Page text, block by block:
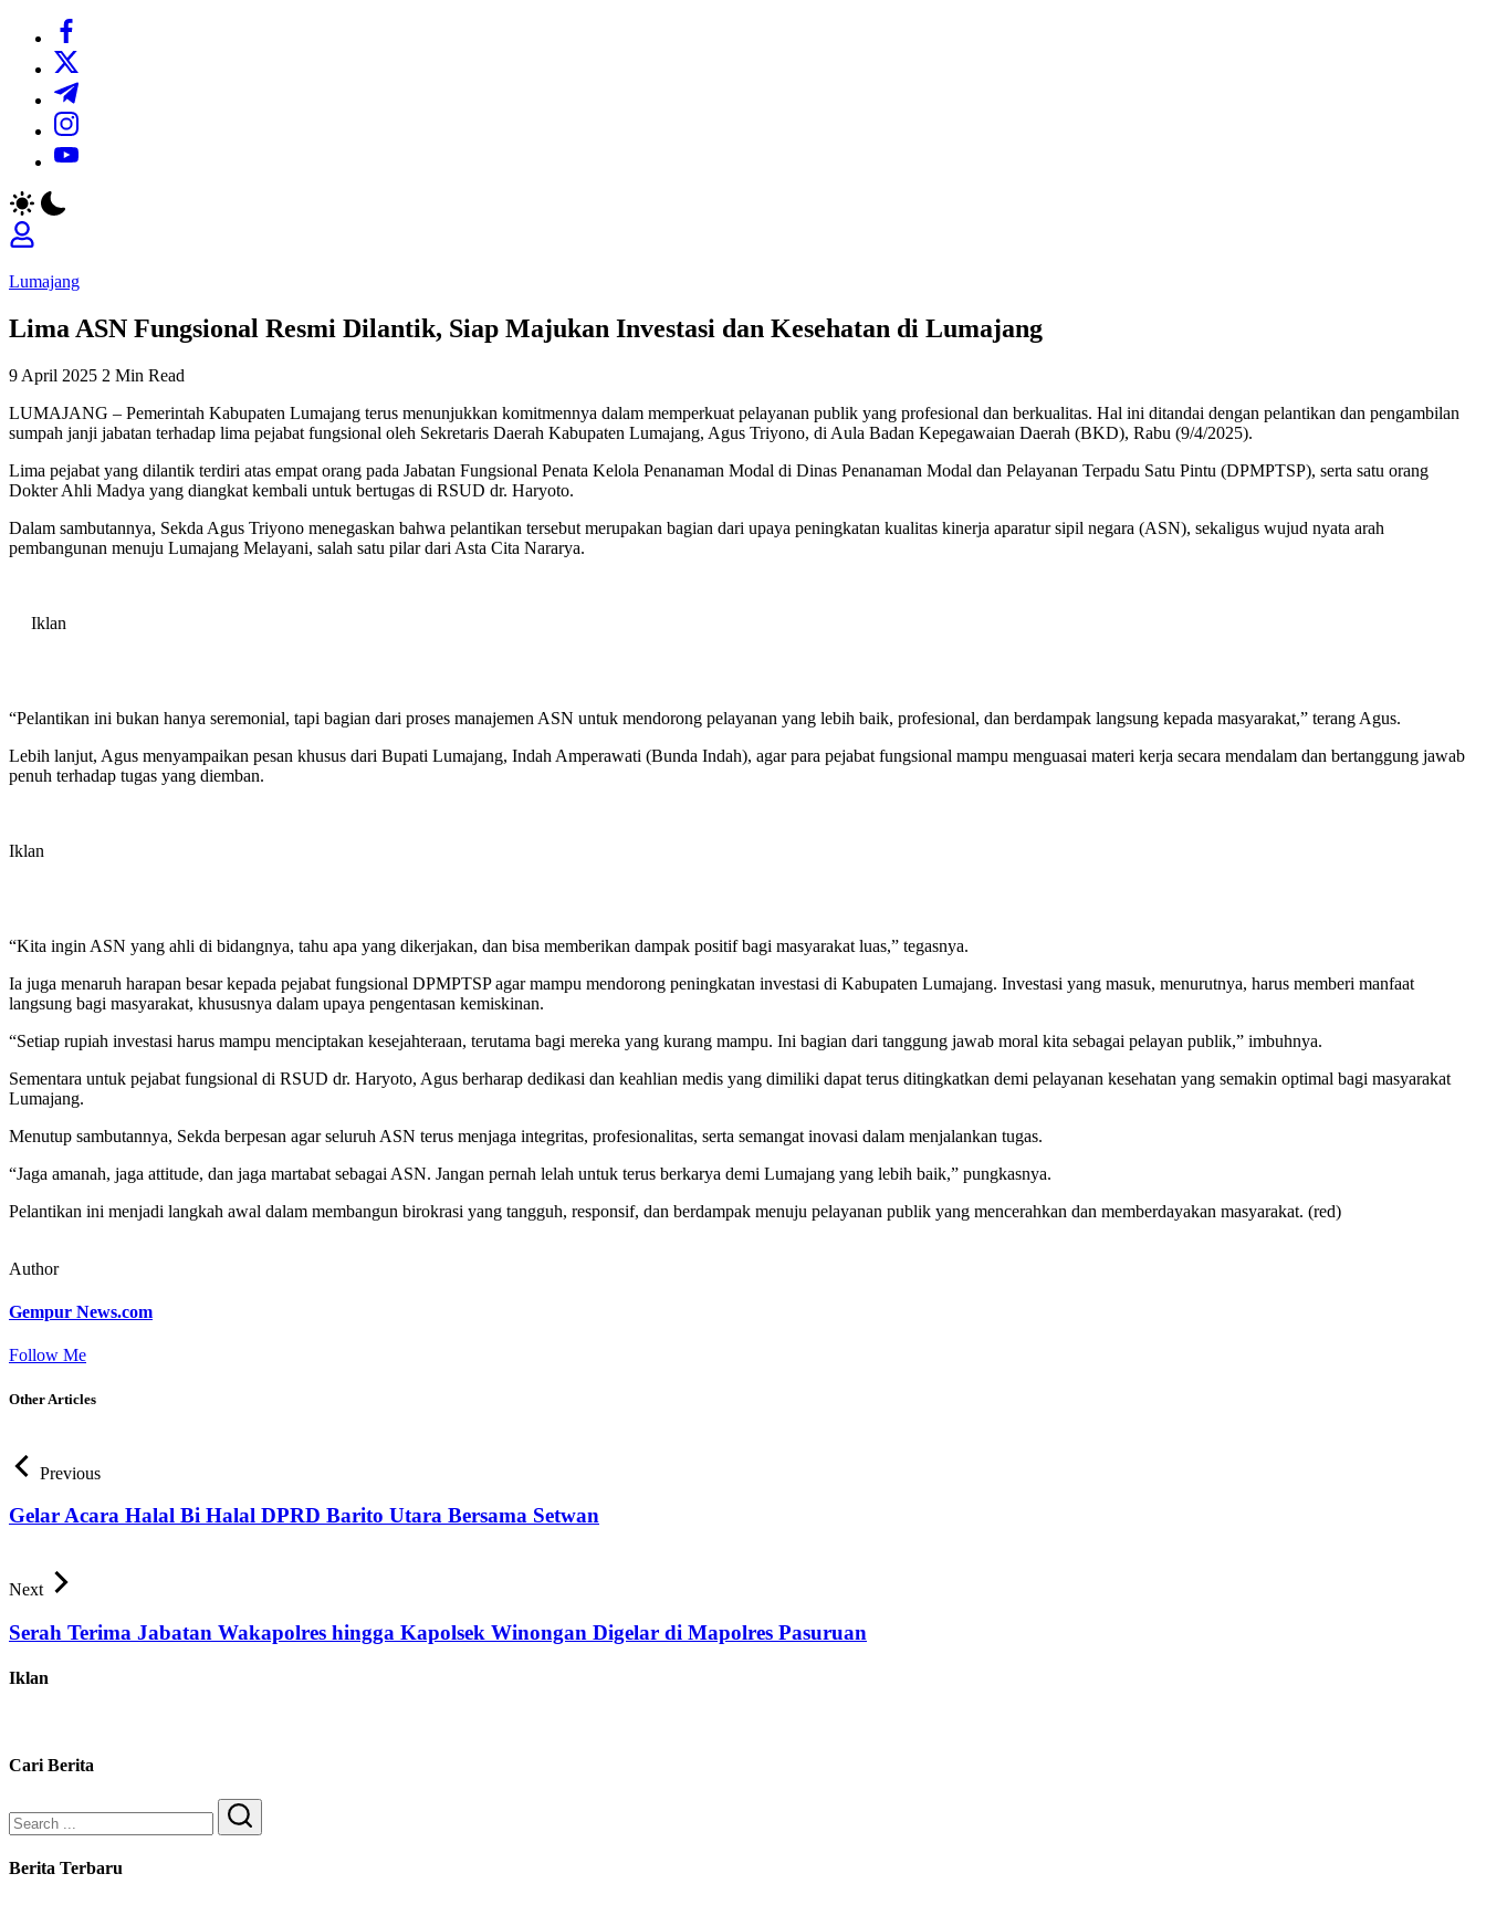
https://www.facebook.com/
https://twitter.com/
https://t.me/
https://www.instagram.com/
https://youtube.com/
Lumajang
Lima ASN Fungsional Resmi Dilantik, Siap Majukan Investasi dan Kesehatan di Lumajang
9 April 2025 2 Min Read
LUMAJANG – Pemerintah Kabupaten Lumajang terus menunjukkan komitmennya dalam memperkuat pelayanan publik yang profesional dan berkualitas. Hal ini ditandai dengan pelantikan dan pengambilan
sumpah janji jabatan terhadap lima pejabat fungsional oleh Sekretaris Daerah Kabupaten Lumajang, Agus Triyono, di Aula Badan Kepegawaian Daerah (BKD), Rabu (9/4/2025).
Lima pejabat yang dilantik terdiri atas empat orang pada Jabatan Fungsional Penata Kelola Penanaman Modal di Dinas Penanaman Modal dan Pelayanan Terpadu Satu Pintu (DPMPTSP), serta satu orang
Dokter Ahli Madya yang diangkat kembali untuk bertugas di RSUD dr. Haryoto.
Dalam sambutannya, Sekda Agus Triyono menegaskan bahwa pelantikan tersebut merupakan bagian dari upaya peningkatan kualitas kinerja aparatur sipil negara (ASN), sekaligus wujud nyata arah
pembangunan menuju Lumajang Melayani, salah satu pilar dari Asta Cita Nararya.
Iklan
“Pelantikan ini bukan hanya seremonial, tapi bagian dari proses manajemen ASN untuk mendorong pelayanan yang lebih baik, profesional, dan berdampak langsung kepada masyarakat,” terang Agus.
Lebih lanjut, Agus menyampaikan pesan khusus dari Bupati Lumajang, Indah Amperawati (Bunda Indah), agar para pejabat fungsional mampu menguasai materi kerja secara mendalam dan bertanggung jawab
penuh terhadap tugas yang diemban.
Iklan
“Kita ingin ASN yang ahli di bidangnya, tahu apa yang dikerjakan, dan bisa memberikan dampak positif bagi masyarakat luas,” tegasnya.
Ia juga menaruh harapan besar kepada pejabat fungsional DPMPTSP agar mampu mendorong peningkatan investasi di Kabupaten Lumajang. Investasi yang masuk, menurutnya, harus memberi manfaat
langsung bagi masyarakat, khususnya dalam upaya pengentasan kemiskinan.
“Setiap rupiah investasi harus mampu menciptakan kesejahteraan, terutama bagi mereka yang kurang mampu. Ini bagian dari tanggung jawab moral kita sebagai pelayan publik,” imbuhnya.
Sementara untuk pejabat fungsional di RSUD dr. Haryoto, Agus berharap dedikasi dan keahlian medis yang dimiliki dapat terus ditingkatkan demi pelayanan kesehatan yang semakin optimal bagi masyarakat
Lumajang.
Menutup sambutannya, Sekda berpesan agar seluruh ASN terus menjaga integritas, profesionalitas, serta semangat inovasi dalam menjalankan tugas.
“Jaga amanah, jaga attitude, dan jaga martabat sebagai ASN. Jangan pernah lelah untuk terus berkarya demi Lumajang yang lebih baik,” pungkasnya.
Pelantikan ini menjadi langkah awal dalam membangun birokrasi yang tangguh, responsif, dan berdampak menuju pelayanan publik yang mencerahkan dan memberdayakan masyarakat. (red)
Author
Gempur News.com
Follow Me
Other Articles
Previous
Gelar Acara Halal Bi Halal DPRD Barito Utara Bersama Setwan
Next
Serah Terima Jabatan Wakapolres hingga Kapolsek Winongan Digelar di Mapolres Pasuruan
Iklan
Cari Berita
Search
Berita Terbaru